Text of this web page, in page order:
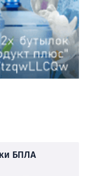
БПЛА